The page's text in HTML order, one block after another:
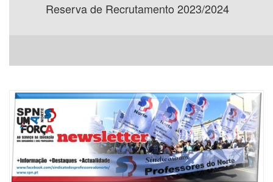
Reserva de Recrutamento 2023/2024